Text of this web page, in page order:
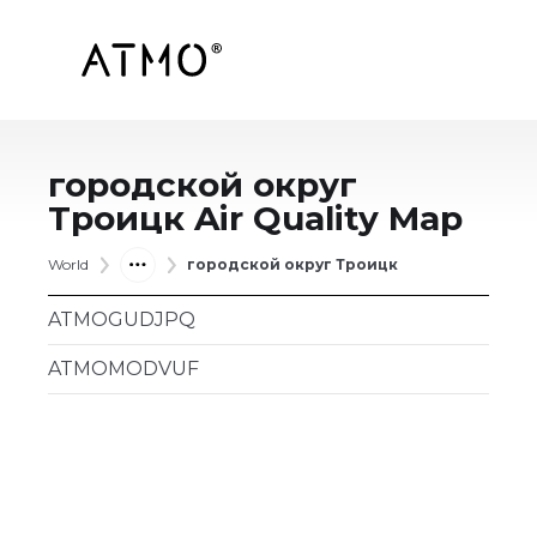
городской округ
Троицк Air Quality Map
World городской округ Троицк
ATMOGUDJPQ
ATMOMODVUF